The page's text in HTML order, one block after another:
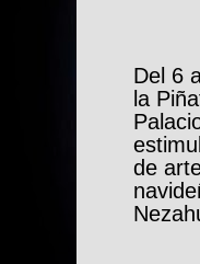
Del 6
la
de